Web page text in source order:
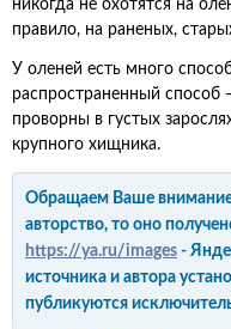
никогда не охотятся на
правило, на раненых,
У оленей есть много
распространенный способ
проворны в густых
крупного хищника.
Обращаем Ваше
авторство, то оно
https://ya.ru/images -
источника и автора
публикуются